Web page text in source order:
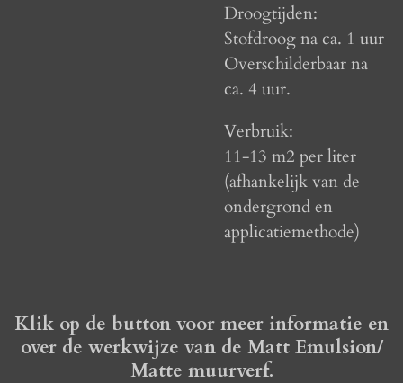
Droogtijden:
Stofdroog na ca. 1 uur
Overschilderbaar na
ca. 4 uur.
Verbruik:
11-13 m2 per liter
(afhankelijk van de
ondergrond en
applicatiemethode)
Klik op de button voor meer informatie en
over de werkwijze van de Matt Emulsion/
Matte muurverf.